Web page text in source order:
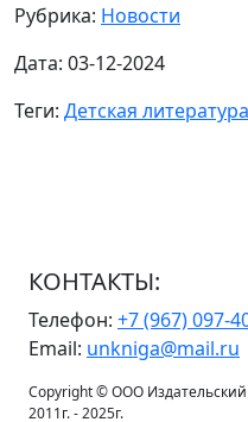
Рубрика: Новости
Дата: 03-12-2024
Теги: Детская литература
КОНТАКТЫ:
Телефон: +7 (967) 097-
Email: unkniga@mail.ru
Copyright © ООО
2011г. - 2025г.